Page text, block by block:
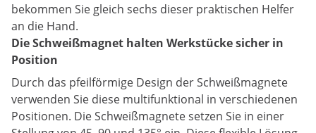
bekommen Sie gleich sechs dieser praktischen Helfer
an die Hand.
Die Schweißmagnet halten Werkstücke sicher in
Position
Durch das pfeilförmige Design der Schweißmagnete
verwenden Sie diese multifunktional in verschiedenen
Positionen. Die Schweißmagnete setzen Sie in einer